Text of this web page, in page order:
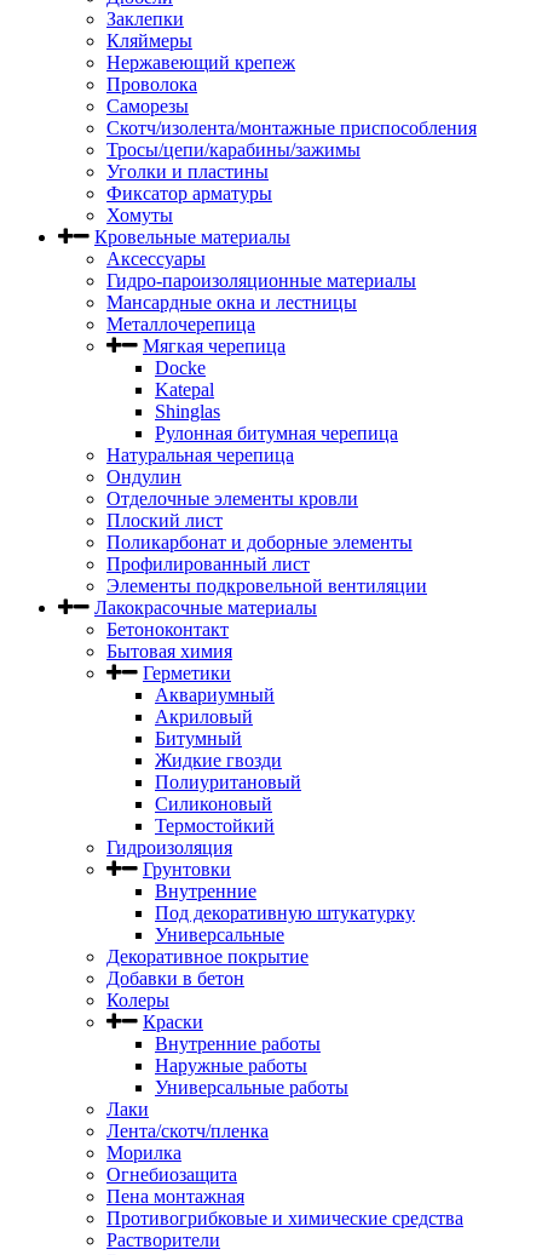
Заклепки
Кляймеры
Нержавеющий крепеж
Проволока
Саморезы
Скотч/изолента/монтажные приспособления
Тросы/цепи/карабины/зажимы
Уголки и пластины
Фиксатор арматуры
Хомуты
Кровельные материалы
Аксессуары
Гидро-пароизоляционные материалы
Мансардные окна и лестницы
Металлочерепица
Мягкая черепица
Docke
Katepal
Shinglas
Рулонная битумная черепица
Натуральная черепица
Ондулин
Отделочные элементы кровли
Плоский лист
Поликарбонат и доборные элементы
Профилированный лист
Элементы подкровельной вентиляции
Лакокрасочные материалы
Бетоноконтакт
Бытовая химия
Герметики
Аквариумный
Акриловый
Битумный
Жидкие гвозди
Полиуритановый
Силиконовый
Термостойкий
Гидроизоляция
Грунтовки
Внутренние
Под декоративную штукатурку
Универсальные
Декоративное покрытие
Добавки в бетон
Колеры
Краски
Внутренние работы
Наружные работы
Универсальные работы
Лаки
Лента/скотч/пленка
Морилка
Огнебиозащита
Пена монтажная
Противогрибковые и химические средства
Растворители